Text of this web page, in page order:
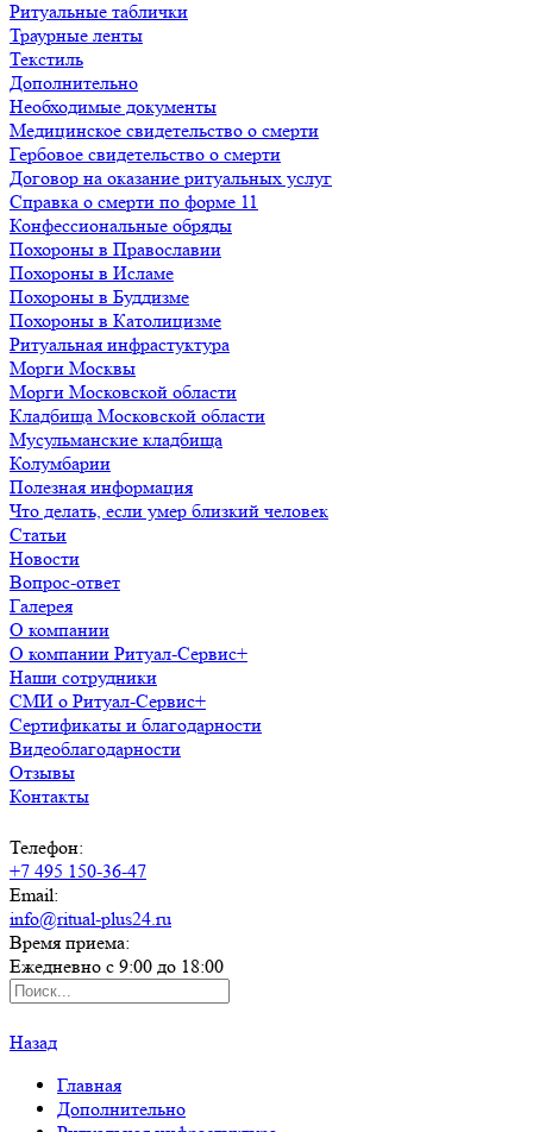
Ритуальные таблички
Траурные ленты
Текстиль
Дополнительно
Необходимые документы
Медицинское свидетельство о смерти
Гербовое свидетельство о смерти
Договор на оказание ритуальных услуг
Справка о смерти по форме 11
Конфессиональные обряды
Похороны в Православии
Похороны в Исламе
Похороны в Буддизме
Похороны в Католицизме
Ритуальная инфрастуктура
Морги Москвы
Морги Московской области
Кладбища Московской области
Мусульманские кладбища
Колумбарии
Полезная информация
Что делать, если умер близкий человек
Статьи
Новости
Вопрос-ответ
Галерея
О компании
О компании Ритуал-Сервис+
Наши сотрудники
СМИ о Ритуал-Сервис+
Сертификаты и благодарности
Видеоблагодарности
Отзывы
Контакты
Телефон:
+7 495 150-36-47
Email:
info@ritual-plus24.ru
Время приема:
Ежедневно с 9:00 до 18:00
Назад
Главная
Дополнительно